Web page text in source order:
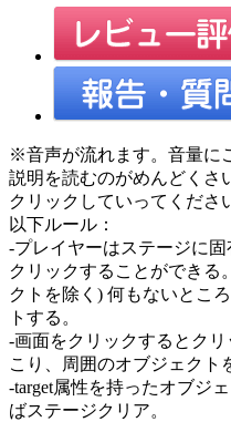
※音声が流れます。音量に
説明を読むのがめんどくさ
クリックしていってくださ
以下ルール：
-プレイヤーはステージに
クリックすることができる
クトを除く) 何もないとこ
トする。
-画面をクリックするとク
こり、周囲のオブジェクト
-target属性を持ったオブジ
ばステージクリア。